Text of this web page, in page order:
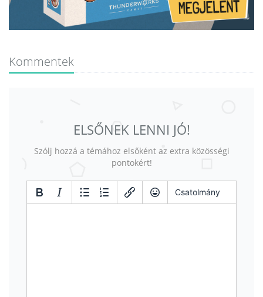
Kommentek
ELSŐNEK LENNI JÓ!
Szólj hozzá a témához elsőként az extra közösségi
pontokért!
Csatolmány